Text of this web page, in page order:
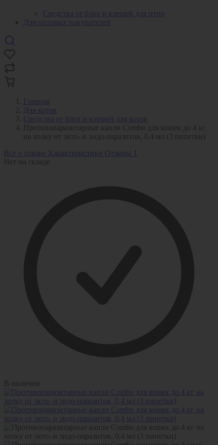
Средства от блох и клещей для птиц
Для оптовых покупателей
Главная
Для котов
Средства от блох и клещей для котов
Противопаразитарные капли Combo для кошек до 4 кг
на холку от экто- и эндо-паразитов, 0,4 мл (3 пипетки)
Все о товаре Характеристики Отзывы 1
Нет на складе
В наличии